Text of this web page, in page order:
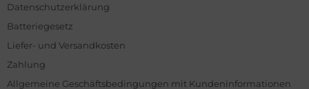
Datenschutzerklärung
Batteriegesetz
Liefer- und Versandkosten
Zahlung
Allgemeine Geschäftsbedingungen mit Kundeninformationen